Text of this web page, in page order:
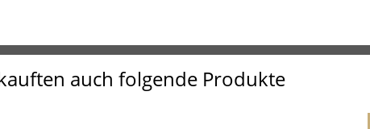
auch folgende Produkte